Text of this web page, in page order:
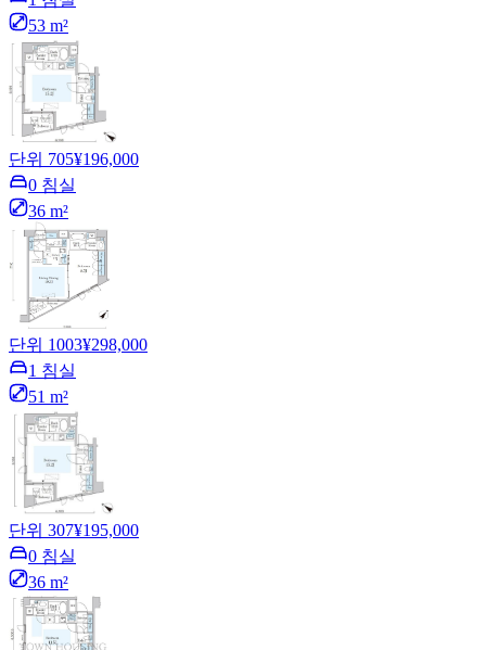
53 m²
단위 705¥196,000
0 침실
36 m²
단위 1003¥298,000
1 침실
51 m²
단위 307¥195,000
0 침실
36 m²